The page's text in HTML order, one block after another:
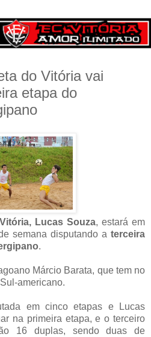
do Vitória vai
etapa do
Lucas Souza, estará em
semana disputando a terceira
.
Márcio Barata, que tem no
americano.
em cinco etapas e Lucas
na primeira etapa, e o terceiro
16 duplas, sendo duas de